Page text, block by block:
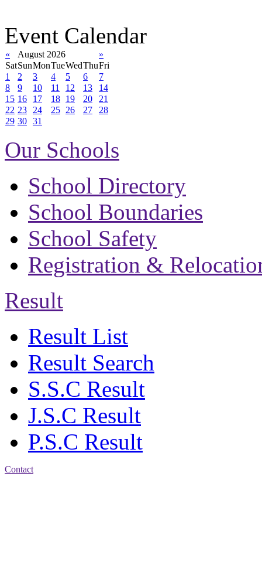
Event Calendar
« August 2026
»
SatSunMonTueWedThuFri
1
2 3 4 5 6
7
8
9 10 11 12 13
14
15 16 17 18 19 20
21
22 23 24 25 26 27
28
29 30 31
Our Schools
School Directory
School Boundaries
School Safety
Registration &
Result
Result List
Result Search
S.S.C Result
J.S.C Result
P.S.C Result
Contact